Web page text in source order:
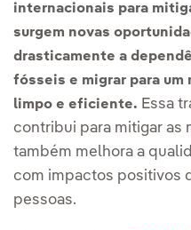
internacionais para
surgem novas
drasticamente a
fósseis e migrar para
limpo e eficiente. Essa
contribui para mitigar as
também melhora a
com impactos positivos
pessoas.